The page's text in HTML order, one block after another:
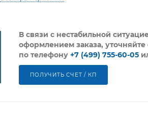
В связи с нестабильной
оформлением заказа, уточняйте
по телефону+7 (499) 755-60-05
ПОЛУЧИТЬ СЧЕТ / КП